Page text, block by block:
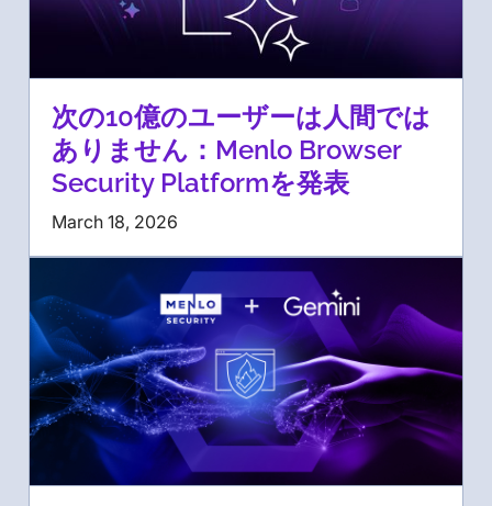
次の10億のユーザーは人間では
ありません：Menlo Browser
Security Platformを発表
March 18, 2026